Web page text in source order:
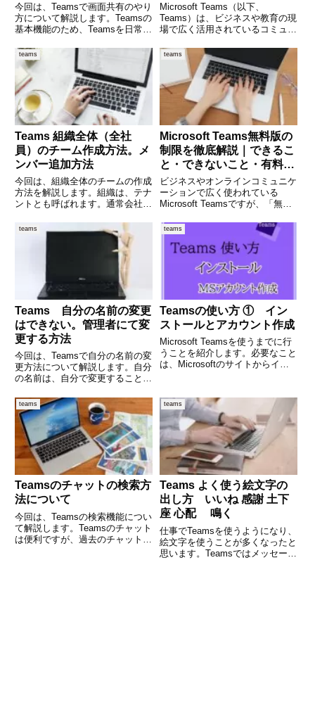
今回は、Teamsで画面共有のやり
方について解説します。Teamsの
基本機能のため、Teamsを日常的
す。 (adsbygoogle =
window.adsbygoogle ||
[]).push({});Te
Microsoft Teams（以下、
Teams）は、ビジネスや教育の現
場で広く活用されているコミュニ
やビデオ会議、ファイル共有な
ど、業務効率を向上させる多くの
機能が備わっています。しかし、
Teamsを使いこな
teams
Teams 組織全体（全社
員）のチーム作成方法。メ
ンバー追加方法
今回は、組織全体のチームの作成
方法を解説します。組織は、テナ
ントとも呼ばれます。通常会社単
で、会社単位でテナントが存在す
ることが多いと思われます。会社
によっては、全社員をひとつのチ
ームを作成し、全社員へメッセー
teams
Microsoft Teams無料版の
制限を徹底解説｜できるこ
と・できないこと・有料版
との違いまで完全ガイド
ビジネスやオンラインコミュニケ
ーションで広く使われている
Microsoft Teamsですが、「無料
料版との違いは何か？」と気にな
る方も多いのではないでしょう
か。無料で使えるのは魅力です
が、実際にはいくつかの制
teams
Teams 自分の名前の変更
はできない。管理者にて変
更する方法
今回は、Teamsで自分の名前の変
更方法について解説します。自分
の名前は、自分で変更することは
前を変更することになります。今
回紹介する操作は、管理者が名前
を変更する手順になります。
(adsbygoogle =
teams
Teamsの使い方 ① イン
ストールとアカウント作成
Microsoft Teamsを使うまでに行
うことを紹介します。必要なこと
は、Microsoftのサイトからイン
て、Microsoftアカウントを作成
し、そのアカウントでTeamsに
teams
Teamsのチャットの検索方
法について
今回は、Teamsの検索機能につい
て解説します。Teamsのチャット
は便利ですが、過去のチャットを
teams
Teams よく使う絵文字の
出し方 いいね 感謝 土下
座 心配 鳴く
仕事でTeamsを使うようになり、
絵文字を使うことが多くなったと
思います。Teamsではメッセージ